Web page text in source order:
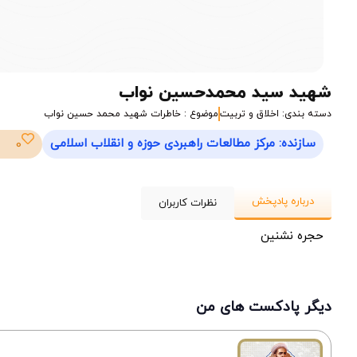
شهید سید محمدحسین نواب
دسته بندی: اخلاق و تربیتموضوع : خاطرات شهید محمد حسین نواب
سازنده: مرکز مطالعات راهبردی حوزه و انقلاب اسلامی 0
درباره پادپخش نظرات کاربران
حجره نشنین
دیگر پادکست های من